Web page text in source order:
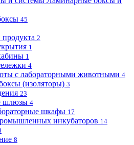
45
2
1
1
4
с лабораторными животными 4
(изоляторы) 3
23
шлюзы 4
шкафы 17
инкубаторов 14
8